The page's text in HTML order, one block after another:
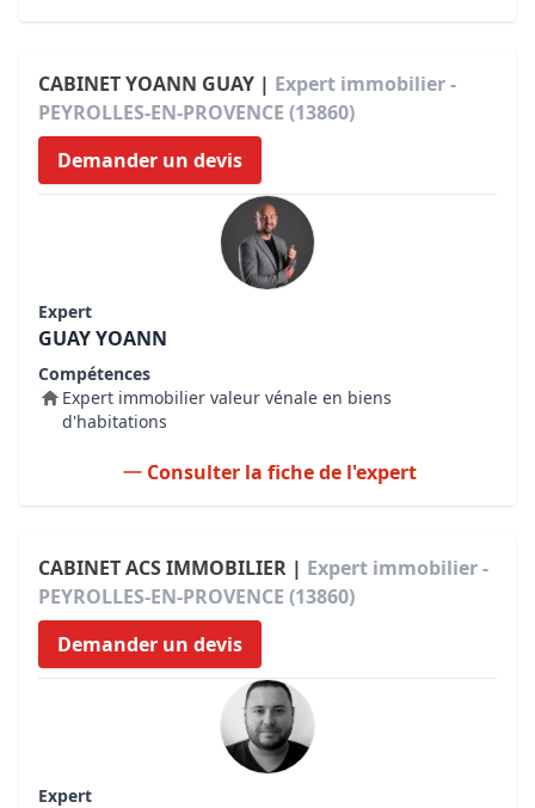
CABINET YOANN GUAY | Expert immobilier -
PEYROLLES-EN-PROVENCE (13860)
Demander un devis
Expert
GUAY YOANN
Compétences
Expert immobilier valeur vénale en biens
d'habitations
Consulter la fiche de l'expert
CABINET ACS IMMOBILIER | Expert immobilier -
PEYROLLES-EN-PROVENCE (13860)
Demander un devis
Expert